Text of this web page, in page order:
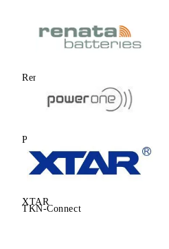
Renata
Power One
XTAR
TKN-Connect